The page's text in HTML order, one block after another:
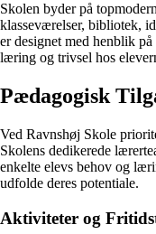
Skolen byder på
klasseværelser, bibliotek,
er designet med henblik
læring og trivsel hos
Pædagogisk
Ved Ravnshøj Skole
Skolens dedikerede
enkelte elevs behov og
udfolde deres potentiale.
Aktiviteter og